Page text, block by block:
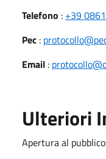
Telefono : +39
Pec :
Email :
Ulteriori
Apertura al